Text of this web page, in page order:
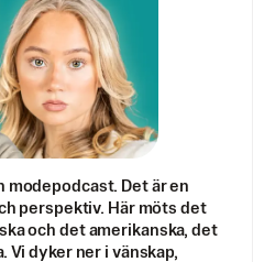
modepodcast. Det är en
perspektiv. Här möts det
och det amerikanska, det
Vi dyker ner i vänskap,